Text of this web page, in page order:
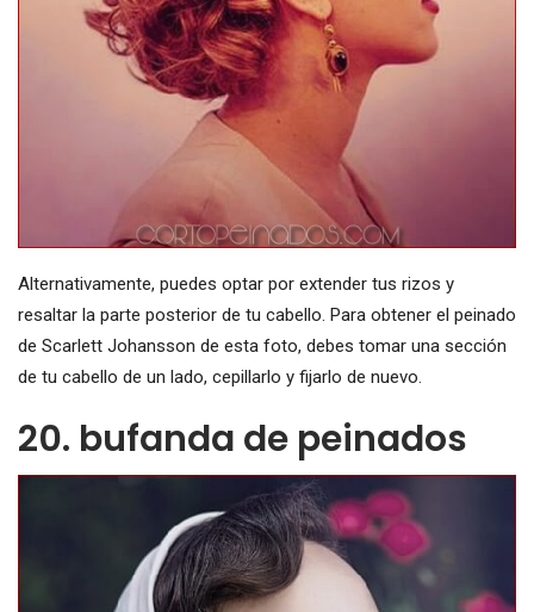
Alternativamente, puedes optar por extender tus rizos y
resaltar la parte posterior de tu cabello. Para obtener el peinado
de Scarlett Johansson de esta foto, debes tomar una sección
de tu cabello de un lado, cepillarlo y fijarlo de nuevo.
20. bufanda de peinados